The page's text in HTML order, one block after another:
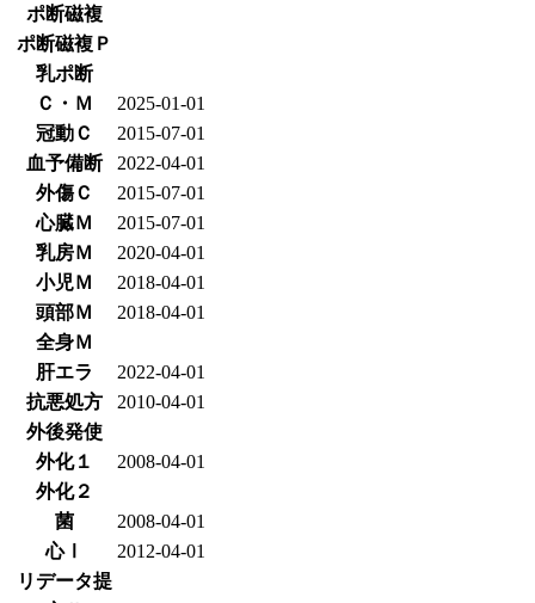
ポ断磁複
ポ断磁複Ｐ
乳ポ断
Ｃ・Ｍ
2025-01-01
冠動Ｃ
2015-07-01
血予備断
2022-04-01
外傷Ｃ
2015-07-01
心臓Ｍ
2015-07-01
乳房Ｍ
2020-04-01
小児Ｍ
2018-04-01
頭部Ｍ
2018-04-01
全身Ｍ
肝エラ
2022-04-01
抗悪処方
2010-04-01
外後発使
外化１
2008-04-01
外化２
菌
2008-04-01
心Ⅰ
2012-04-01
リデータ提